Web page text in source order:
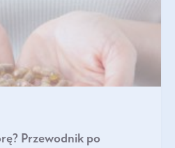
Przewodnik po